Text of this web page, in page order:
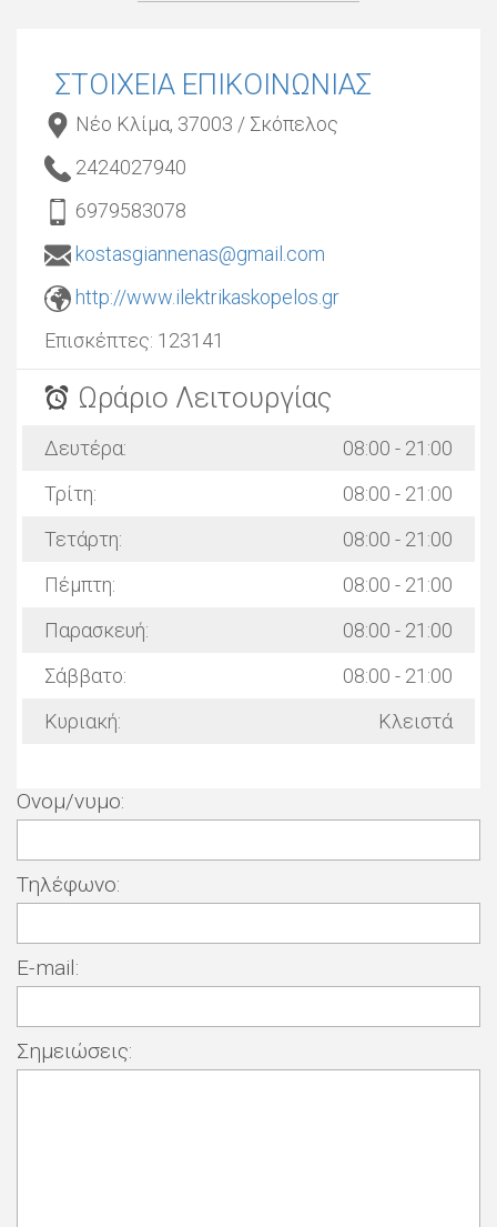
ΣΤΟΙΧΕΙΑ ΕΠΙΚΟΙΝΩΝΙΑΣ
Νέο Κλίμα, 37003 / Σκόπελος
2424027940
6979583078
kostasgiannenas@gmail.com
http://www.ilektrikaskopelos.gr
Επισκέπτες: 123141
Ωράριο Λειτουργίας
Δευτέρα:
08:00 - 21:00
Τρίτη:
08:00 - 21:00
Τετάρτη:
08:00 - 21:00
Πέμπτη:
08:00 - 21:00
Παρασκευή:
08:00 - 21:00
Σάββατο:
08:00 - 21:00
Κυριακή:
Κλειστά
Ονομ/νυμο:
Τηλέφωνο:
E-mail:
Σημειώσεις: